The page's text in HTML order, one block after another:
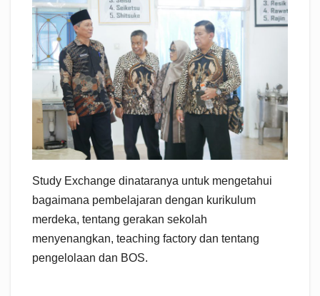
Study Exchange dinataranya untuk mengetahui
bagaimana pembelajaran dengan kurikulum
merdeka, tentang gerakan sekolah
menyenangkan, teaching factory dan tentang
pengelolaan dan BOS.